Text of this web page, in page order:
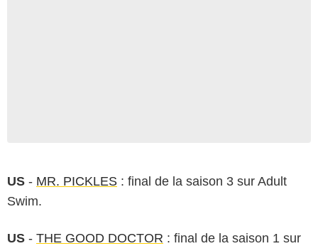
US - MR. PICKLES : final de la saison 3 sur Adult
Swim.
US - THE GOOD DOCTOR : final de la saison 1 sur